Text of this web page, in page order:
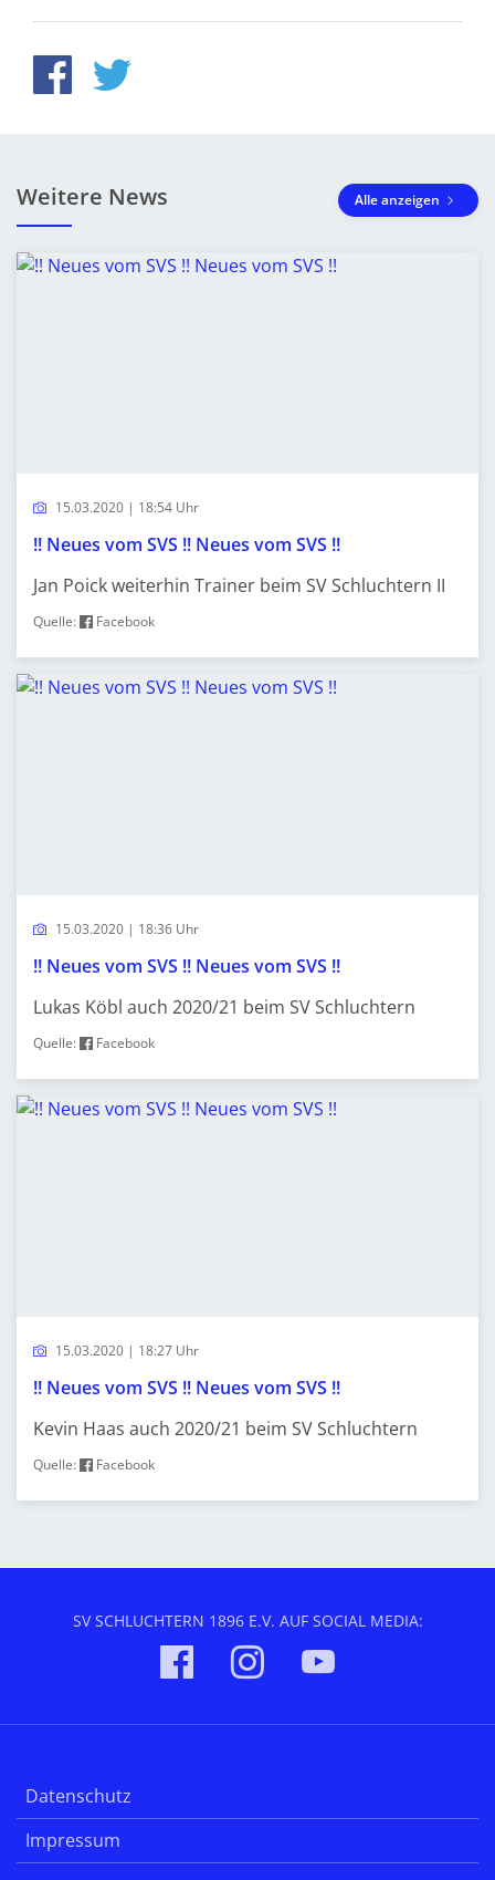
Weitere News Alle anzeigen
15.03.2020 | 18:54 Uhr
!! Neues vom SVS !! Neues vom SVS !!
Jan Poick weiterhin Trainer beim SV Schluchtern II
Quelle: Facebook
15.03.2020 | 18:36 Uhr
!! Neues vom SVS !! Neues vom SVS !!
Lukas Köbl auch 2020/21 beim SV Schluchtern
Quelle: Facebook
15.03.2020 | 18:27 Uhr
!! Neues vom SVS !! Neues vom SVS !!
Kevin Haas auch 2020/21 beim SV Schluchtern
Quelle: Facebook
SV SCHLUCHTERN 1896 E.V. AUF SOCIAL MEDIA:
Datenschutz
Impressum